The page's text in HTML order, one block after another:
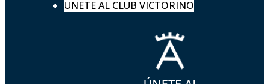
UNETE AL CLUB VICTORINO